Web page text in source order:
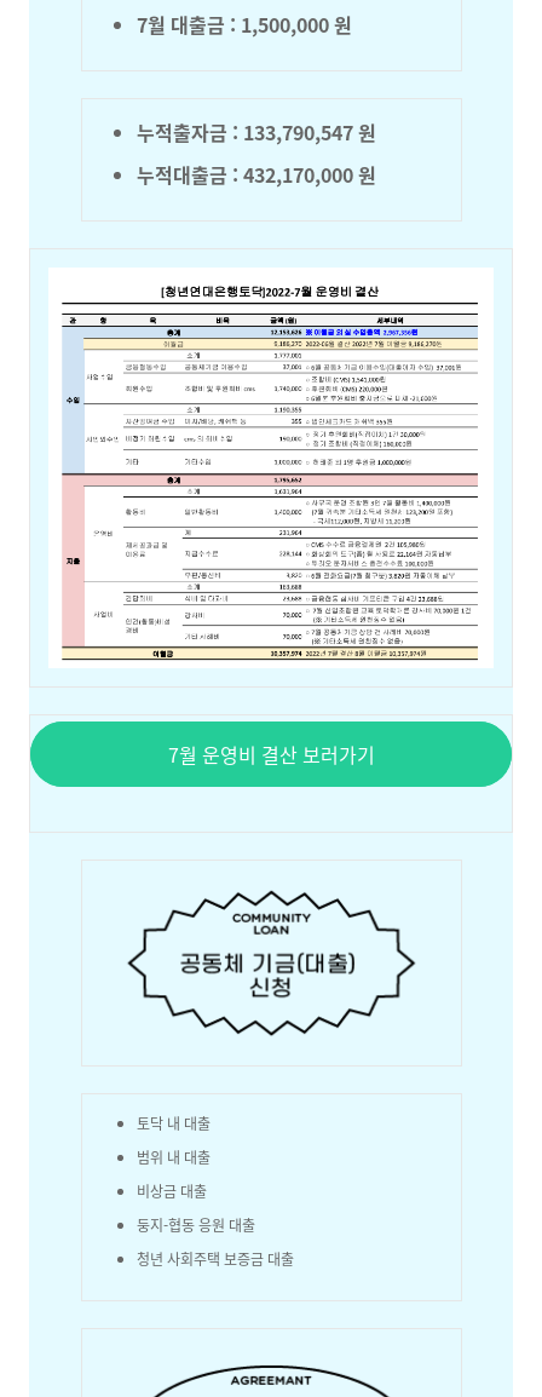
7월 대출금 : 1,500,000 원
누적출자금 : 133,790,547원
누적대출금 : 432,170,000 원
7월 운영비 결산 보러가기
토닥 내 대출
범위 내 대출
비상금 대출
둥지-협동 응원 대출
청년 사회주택 보증금 대출